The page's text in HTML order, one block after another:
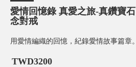
愛情回憶錄 真愛之旅-真鑽寶
念對戒
用愛情編織的回憶，紀錄愛情故事篇章。
TWD3200